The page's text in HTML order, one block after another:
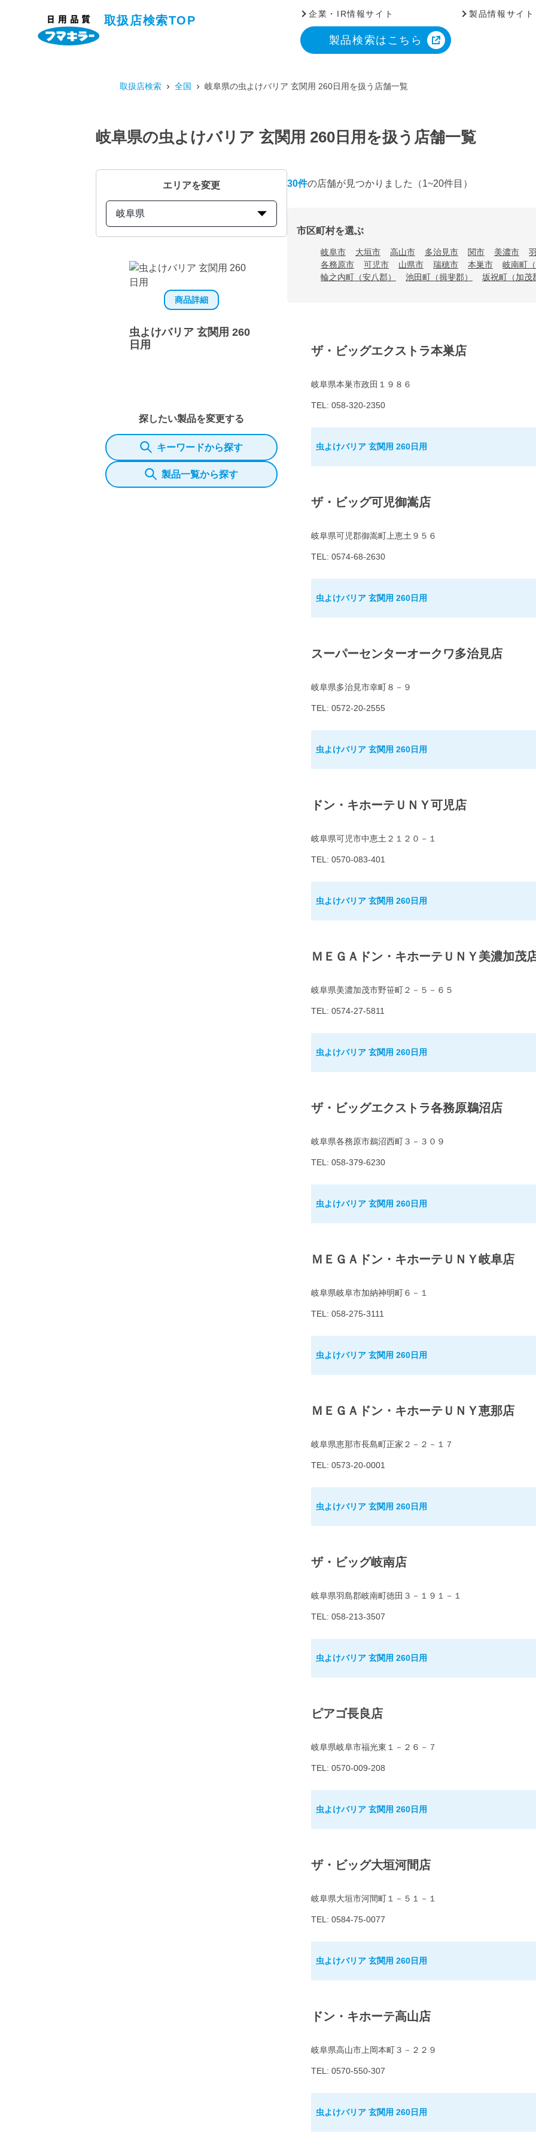
取扱店検索TOP
企業・IR情報サイト 製品情報サイト
製品検索はこちら
取扱店検索 全国 岐阜県の虫よけバリア 玄関用 260日用を扱う店舗一覧
岐阜県の虫よけバリア 玄関用 260日用を扱う店舗一覧
エリアを変更
岐阜県
商品詳細
虫よけバリア 玄関用 260
日用
探したい製品を変更する
キーワードから探す
製品一覧から探す
30件の店舗が見つかりました （1~20件目）
市区町村を選ぶ
岐阜市 大垣市 高山市 多治見市 関市 美濃市
各務原市
可児市 山県市 瑞穂市 本巣市
岐南町
輪之内町（安八郡）
池田町（揖斐郡） 坂祝町（加茂
ザ・ビッグエクストラ本巣店
岐阜県本巣市政田１９８６
TEL: 058-320-2350
虫よけバリア 玄関用 260日用
ザ・ビッグ可児御嵩店
岐阜県可児郡御嵩町上恵土９５６
TEL: 0574-68-2630
虫よけバリア 玄関用 260日用
スーパーセンターオークワ多治見店
岐阜県多治見市幸町８－９
TEL: 0572-20-2555
虫よけバリア 玄関用 260日用
ドン・キホーテＵＮＹ可児店
岐阜県可児市中恵土２１２０－１
TEL: 0570-083-401
虫よけバリア 玄関用 260日用
ＭＥＧＡドン・キホーテＵＮＹ美濃加茂
岐阜県美濃加茂市野笹町２－５－６５
TEL: 0574-27-5811
虫よけバリア 玄関用 260日用
ザ・ビッグエクストラ各務原鵜沼店
岐阜県各務原市鵜沼西町３－３０９
TEL: 058-379-6230
虫よけバリア 玄関用 260日用
ＭＥＧＡドン・キホーテＵＮＹ岐阜店
岐阜県岐阜市加納神明町６－１
TEL: 058-275-3111
虫よけバリア 玄関用 260日用
ＭＥＧＡドン・キホーテＵＮＹ恵那店
岐阜県恵那市長島町正家２－２－１７
TEL: 0573-20-0001
虫よけバリア 玄関用 260日用
ザ・ビッグ岐南店
岐阜県羽島郡岐南町徳田３－１９１－１
TEL: 058-213-3507
虫よけバリア 玄関用 260日用
ピアゴ長良店
岐阜県岐阜市福光東１－２６－７
TEL: 0570-009-208
虫よけバリア 玄関用 260日用
ザ・ビッグ大垣河間店
岐阜県大垣市河間町１－５１－１
TEL: 0584-75-0077
虫よけバリア 玄関用 260日用
ドン・キホーテ高山店
岐阜県高山市上岡本町３－２２９
TEL: 0570-550-307
虫よけバリア 玄関用 260日用